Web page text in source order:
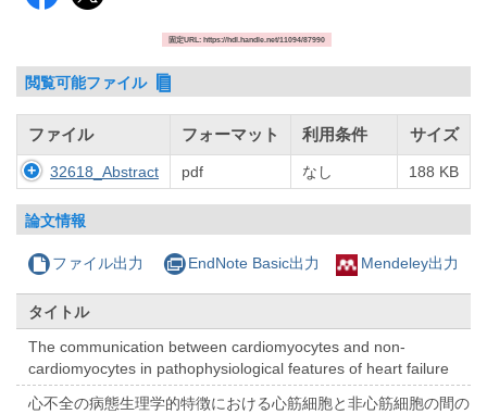
固定URL: https://hdl.handle.net/11094/87990
閲覧可能ファイル
ファイル フォーマット 利用条件 サイズ
32618_Abstract pdf なし 188 KB
論文情報
ファイル出力 EndNote Basic出力 Mendeley出力
タイトル
The communication between cardiomyocytes and non-
cardiomyocytes in pathophysiological features of heart failure
心不全の病態生理学的特徴における心筋細胞と非心筋細胞の間の